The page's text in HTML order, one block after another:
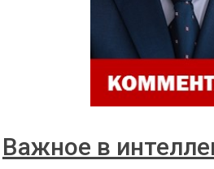
Важное в